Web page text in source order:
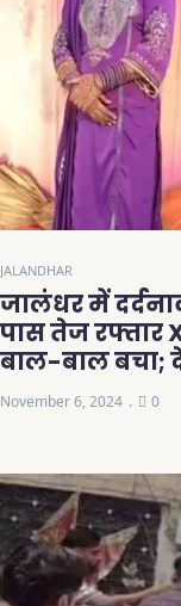
JALANDHAR
जालंधर में
पास तेज रफ्तार
बाल-बाल बचा;
November 6, 2024 0